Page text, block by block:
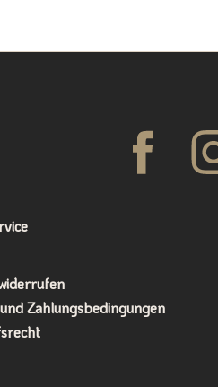
Zahlungsbedingungen